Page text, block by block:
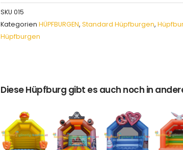
SKU 015
Kategorien HÜPFBURGEN, Standard Hüpfburgen,
Hüpfburgen
Diese Hüpfburg gibt es auch noch in